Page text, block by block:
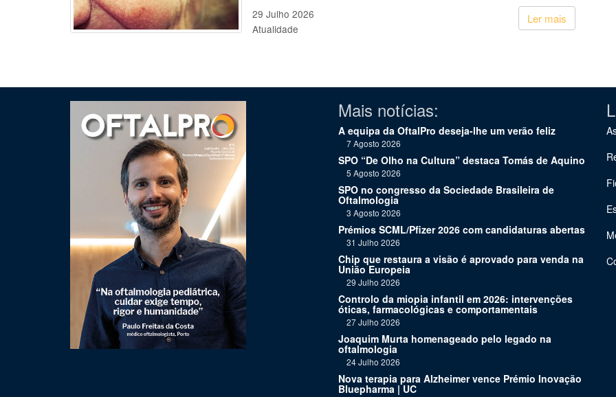
Ler mais
29 Julho 2026
Atualidade
Clique para ler
Mais notícias:
A equipa da OftalPro deseja-lhe um verão feliz
7 Agosto 2026
SPO “De Olho na Cultura” destaca Tomás de Aquino
5 Agosto 2026
SPO no congresso da Sociedade Brasileira de
Oftalmologia
3 Agosto 2026
Prémios SCML/Pfizer 2026 com candidaturas abertas
31 Julho 2026
Chip que restaura a visão é aprovado para venda na
União Europeia
29 Julho 2026
Controlo da miopia infantil em 2026: intervenções
óticas, farmacológicas e comportamentais
27 Julho 2026
Joaquim Murta homenageado pelo legado na
oftalmologia
24 Julho 2026
Nova terapia para Alzheimer vence Prémio Inovação
Bluepharma | UC